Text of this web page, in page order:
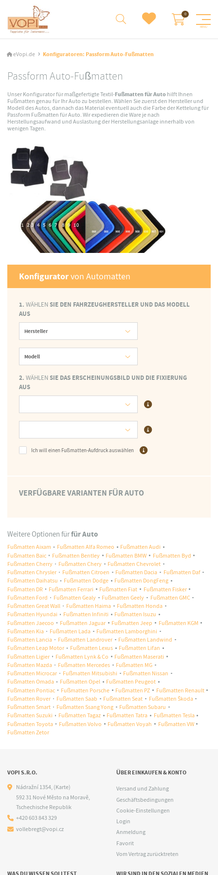
eVopi.de Konfiguratoren: Passform Auto-Fußmatten
Passform Auto-Fußmatten
Unser Konfigurator für maßgefertigte Textil-Fußmatten für Auto hilft Ihnen
Fußmatten genau für Ihr Auto zu bestellen. Wählen Sie zuerst den Hersteller und
Modell des Autos, dannach das Material eventuell auch die Farbe der Kettelung für
Passform Fußmatten für Auto. Wir expedieren die Ware je nach
Herstellungsaufwand und Auslastung der Herstellungsanlage innerhalb von
wenigen Tagen.
Konfiguratorvon Automatten
1.WÄHLENSIE DEN FAHRZEUGHERSTELLER UND DAS MODELL
AUS
Hersteller
Modell
2.WÄHLENSIE DAS ERSCHEINUNGSBILD UND DIE FIXIERUNG
AUS
Material
Fixierung
Ich will einen Fußmatten-Aufdruck auswählen
VERFÜGBARE VARIANTEN FÜR AUTO
Weitere Optionen fürfür Auto
Fußmatten Aixam Fußmatten Alfa Romeo
Fußmatten Audi
Fußmatten Baic
Fußmatten Bentley Fußmatten BMW
Fußmatten Byd
Fußmatten Cherry
Fußmatten Chery
Fußmatten Chevrolet
Fußmatten Chrysler
Fußmatten Citroen Fußmatten Dacia
Fußmatten Daf
Fußmatten Daihatsu
Fußmatten Dodge
Fußmatten DongFeng
Fußmatten DR
Fußmatten Ferrari Fußmatten Fiat
Fußmatten Fisker
Fußmatten Ford
Fußmatten Gealy Fußmatten Geely
Fußmatten GMC
Fußmatten Great Wall
Fußmatten Haima
Fußmatten Honda
Fußmatten Hyundai
Fußmatten Infiniti
Fußmatten Isuzu
Fußmatten Jaecoo
Fußmatten Jaguar Fußmatten Jeep
Fußmatten KGM
Fußmatten Kia
Fußmatten Lada
Fußmatten Lamborghini
Fußmatten Lancia
Fußmatten Landrover
Fußmatten Landwind
Fußmatten Leap Motor
Fußmatten Lexus
Fußmatten Lifan
Fußmatten Ligier
Fußmatten Lynk & Co
Fußmatten Maserati
Fußmatten Mazda
Fußmatten Mercedes
Fußmatten MG
Fußmatten Microcar
Fußmatten Mitsubishi
Fußmatten Nissan
Fußmatten Omada
Fußmatten Opel
Fußmatten Peugeot
Fußmatten Pontiac
Fußmatten Porsche Fußmatten PZ
Fußmatten Renault
Fußmatten Rover
Fußmatten Saab Fußmatten Seat
Fußmatten Škoda
Fußmatten Smart
Fußmatten Ssang Yong
Fußmatten Subaru
Fußmatten Suzuki
Fußmatten Tagaz Fußmatten Tatra
Fußmatten Tesla
Fußmatten Toyota
Fußmatten Volvo Fußmatten Voyah
Fußmatten VW
Fußmatten Zetor
VOPI S.R.O.
Nádražní 1354,(Karte)
592 31 Nové Město na Moravě,
Tschechische Republik
+420 603 843 329
vollebregt@vopi.cz
ÜBER EINKAUFEN & KONTO
Versand und Zahlung
Geschäftsbedingungen
Cookie-Einstellungen
Login
Anmeldung
Favorit
Vom Vertrag zurücktreten